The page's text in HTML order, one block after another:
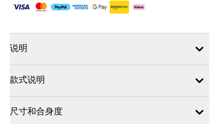
说明
款式说明
尺寸和合身度